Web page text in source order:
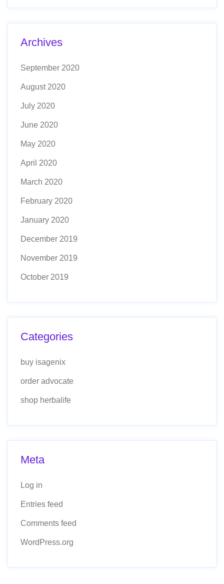
Archives
September 2020
August 2020
July 2020
June 2020
May 2020
April 2020
March 2020
February 2020
January 2020
December 2019
November 2019
October 2019
Categories
buy isagenix
order advocate
shop herbalife
Meta
Log in
Entries feed
Comments feed
WordPress.org